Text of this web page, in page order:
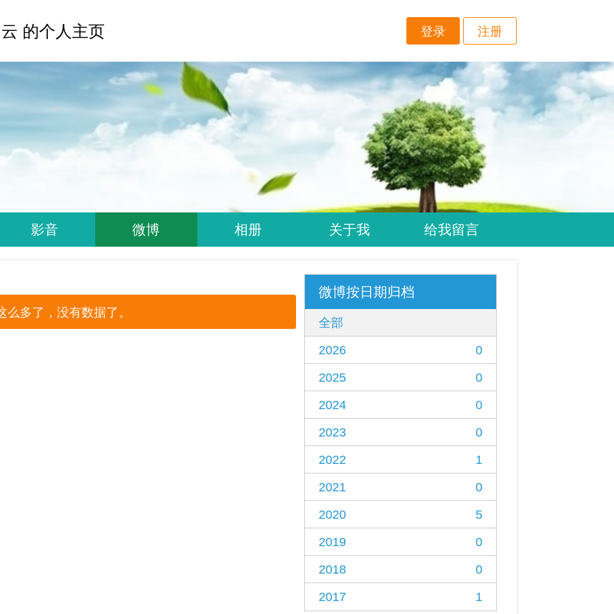
的个人主页 登录 注册
影音 微博 相册 关于我 给我留言
么多了，没有数据了。
微博按日期归档
全部
2026
0
2025
0
2024
0
2023
0
2022
1
2021
0
2020
5
2019
0
2018
0
2017
1